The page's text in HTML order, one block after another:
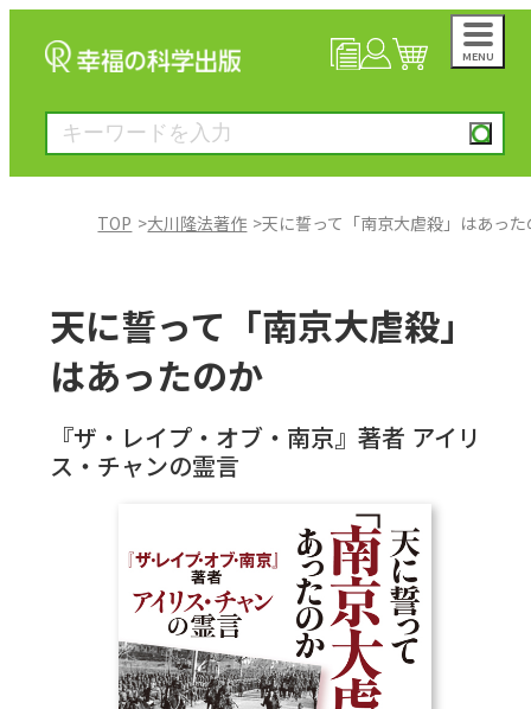
MENU
一般書
絵本
DVD・ブルーレイ
TOP 大川隆法著作 天に誓って「南京大虐殺」はあっ
天に誓って「南京大虐殺」
はあったのか
『ザ・レイプ・オブ・南京』著者 アイリ
ス・チャンの霊言